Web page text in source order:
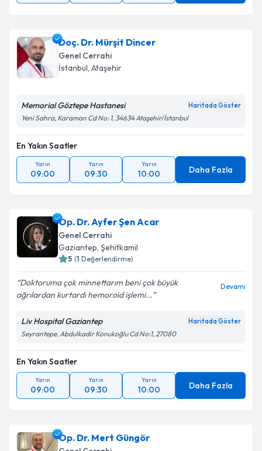
Doç. Dr. Mürşit Dincer
Genel Cerrahi
İstanbul, Ataşehir
Memorial Göztepe Hastanesi Haritada Göster
Yeni Sahra, Karaman Cd No: 1, 34634 Ataşehir/İstanbul
En Yakın Saatler
Yarın
09:00
Yarın
09:30
Yarın
10:00 Daha Fazla
Op. Dr. Ayfer Şen Acar
Genel Cerrahi
Gaziantep, Şehitkamil
5 (1 Değerlendirme)
Doktoruma çok minnettarım beni çok büyük
ağrılardan kurtardı hemoroid işlemi...
Devamı
Liv Hospital Gaziantep Haritada Göster
Seyrantepe, Abdulkadir Konukoğlu Cd No:1, 27080
En Yakın Saatler
Yarın
09:00
Yarın
09:30
Yarın
10:00 Daha Fazla
Op. Dr. Mert Güngör